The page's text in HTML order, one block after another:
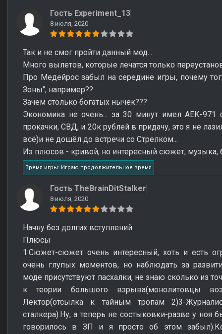
Гость Experiment_13
8 июля, 2020
Так и не смог пройти данный мод...
Много вылетов, которые лечатся только
Про Медейрос забыл на середине игры, почему
Зоны", например??
Зачем столько богатых нычек???
Экономика не очень... за 30 минут имел АЕК-
прокачки, СВД, и 20к рублей в придачу, это я не
всё)и не дошёл до встречи со Стрелком...
Из плюсов - кривой, но интересный сюжет, музыка,
Время игры: Играю продолжительное время
Гость TheBrainDitStalker
8 июля, 2020
Начну без долгих вступлений
Плюсы
1.Сюжет-сюжет очень интересный, хоть и есть
очень глупых моментов, но наблюдать за
моде присутствуют пасхалки, не знаю сколько из
к теории большого взрыва(монолитовцы
Лектор(отсылка к тайным тропам 2)3-
сталкера).Ну, а теперь не состыковки-разве у
говорилось в ЗП и я просто об этом